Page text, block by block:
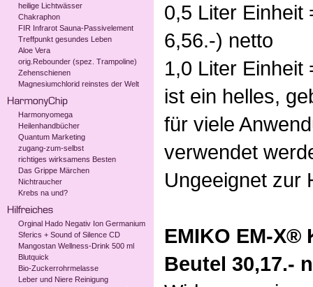
heilige Lichtwässer
Chakraphon
FIR Infrarot Sauna-Passivelement
Treffpunkt gesundes Leben
Aloe Vera
orig.Rebounder (spez. Trampoline)
Zehenschienen
Magnesiumchlorid reinstes der Welt
Harmonyomega
Heilenhandbücher
Quantum Marketing
zugang-zum-selbst
richtiges wirksamens Besten
Das Grippe Märchen
Nichtraucher
Krebs na und?
Orginal Hado Negativ Ion Germanium
Sferics + Sound of Silence CD
Mangostan Wellness-Drink 500 ml
Blutquick
Bio-Zuckerrohrmelasse
Leber und Niere Reinigung
0,5 Liter Einheit
6,56.-) netto
1,0 Liter Einheit
ist ein helles,
für viele
verwendet
Ungeeignet zur
EMIKO EM-X®
Beutel 30,17.-